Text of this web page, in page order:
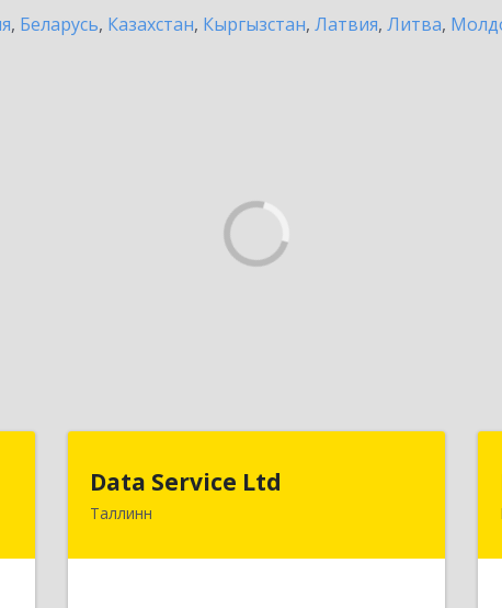
, Беларусь, Казахстан, Кыргызстан, Латвия, Литва,
Data Service Ltd
ТаллиннEstonia, Laulupeo 24, Tallinn, 10128